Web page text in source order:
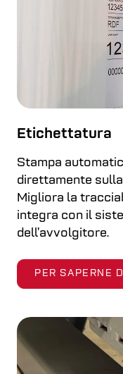
Etichettatura
Stampa
direttamente
Migliora la
integra con il
dell’avvolgitore.
PER SAPERNE